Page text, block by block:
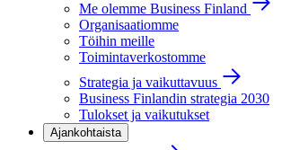
Me olemme Business Finland
Organisaatiomme
Töihin meille
Toimintaverkostomme
Strategia ja vaikuttavuus
Business Finlandin strategia 2030
Tulokset ja vaikutukset
Ajankohtaista